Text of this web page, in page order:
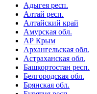
Адыгея респ.
Алтай респ.
Алтайский край
Амурская обл.
АР Крым
Архангельская обл.
Астраханская обл.
Башкортостан респ.
Белгородская обл.
Брянская обл.